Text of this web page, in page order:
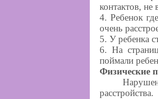
контактов,
4. Ребенок
очень
5. У ребенка
6. На
поймали
Физические
расстройства.